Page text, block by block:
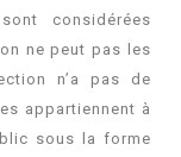
considérées
ne peut pas les
n’a pas de
appartiennent à
sous la forme